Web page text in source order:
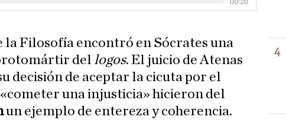
la Filosofía encontró en Sócrates una
del logos. El juicio de Atenas
decisión de aceptar la cicuta por el
«cometer una injusticia» hicieron del
un ejemplo de entereza y coherencia.